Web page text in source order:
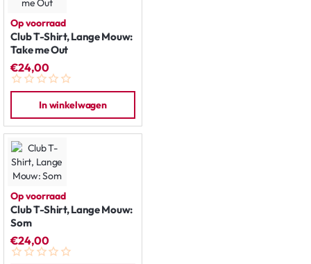
Op voorraad
Club T-Shirt, Lange Mouw:
Take me Out
€24,00
In winkelwagen
Op voorraad
Club T-Shirt, Lange Mouw:
Som
€24,00